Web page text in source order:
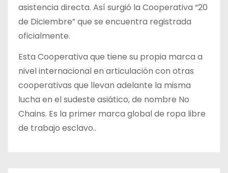
asistencia directa. Así surgió la Cooperativa “20
de Diciembre” que se encuentra registrada
oficialmente.
Esta Cooperativa que tiene su propia marca a
nivel internacional en articulación con otras
cooperativas que llevan adelante la misma
lucha en el sudeste asiático, de nombre No
Chains. Es la primer marca global de ropa libre
de trabajo esclavo..